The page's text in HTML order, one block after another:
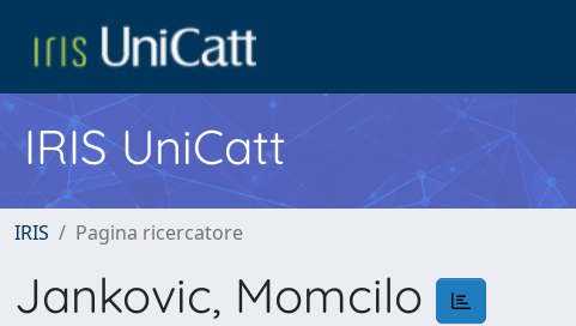
IRIS UniCatt
IRIS Pagina ricercatore
Jankovic, Momcilo